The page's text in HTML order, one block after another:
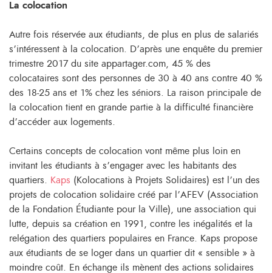
La colocation
Autre fois réservée aux étudiants, de plus en plus de salariés
s’intéressent à la colocation. D’après une enquête du premier
trimestre 2017 du site appartager.com, 45 % des
colocataires sont des personnes de 30 à 40 ans contre 40 %
des 18-25 ans et 1% chez les séniors. La raison principale de
la colocation tient en grande partie à la difficulté financière
d’accéder aux logements.
Certains concepts de colocation vont même plus loin en
invitant les étudiants à s’engager avec les habitants des
quartiers. Kaps (Kolocations à Projets Solidaires) est l’un des
projets de colocation solidaire créé par l’AFEV (Association
de la Fondation Étudiante pour la Ville), une association qui
lutte, depuis sa création en 1991, contre les inégalités et la
relégation des quartiers populaires en France. Kaps propose
aux étudiants de se loger dans un quartier dit « sensible » à
moindre coût. En échange ils mènent des actions solidaires